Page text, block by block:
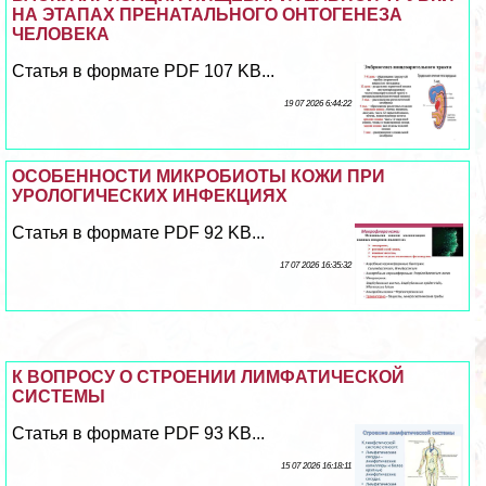
НА ЭТАПАХ ПРЕНАТАЛЬНОГО ОНТОГЕНЕЗА
ЧЕЛОВЕКА
Статья в формате PDF 107 KB...
19 07 2026 6:44:22
ОСОБЕННОСТИ МИКРОБИОТЫ КОЖИ ПРИ
УРОЛОГИЧЕСКИХ ИНФЕКЦИЯХ
Статья в формате PDF 92 KB...
17 07 2026 16:35:32
К ВОПРОСУ О СТРОЕНИИ ЛИМФАТИЧЕСКОЙ
СИСТЕМЫ
Статья в формате PDF 93 KB...
15 07 2026 16:18:11